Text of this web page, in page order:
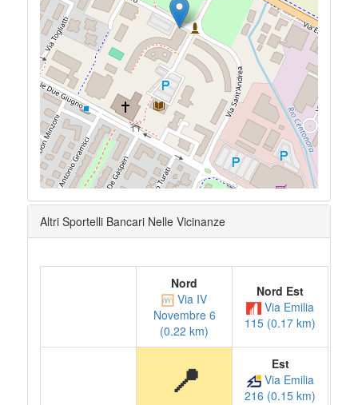
Altri Sportelli Bancari Nelle Vicinanze
Nord
Via IV
Novembre 6
(0.22 km)
Nord Est
Via Emilia
115 (0.17 km)
📍
Est
Via Emilia
216 (0.15 km)